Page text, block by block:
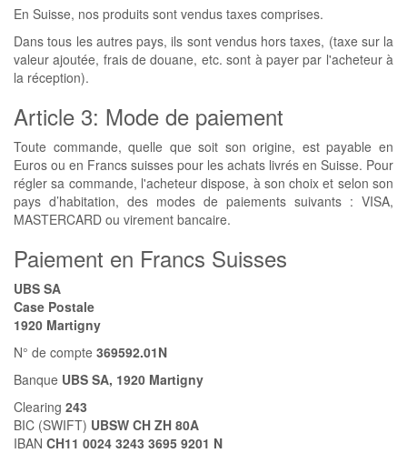
En Suisse, nos produits sont vendus taxes comprises.
Dans tous les autres pays, ils sont vendus hors taxes, (taxe sur la
valeur ajoutée, frais de douane, etc. sont à payer par l'acheteur à
la réception).
Article 3: Mode de paiement
Toute commande, quelle que soit son origine, est payable en
Euros ou en Francs suisses pour les achats livrés en Suisse. Pour
régler sa commande, l'acheteur dispose, à son choix et selon son
pays d’habitation, des modes de paiements suivants : VISA,
MASTERCARD ou virement bancaire.
Paiement en Francs Suisses
UBS SA
Case Postale
1920 Martigny
N° de compte 369592.01N
Banque UBS SA, 1920 Martigny
Clearing 243
BIC (SWIFT) UBSW CH ZH 80A
IBAN CH11 0024 3243 3695 9201 N